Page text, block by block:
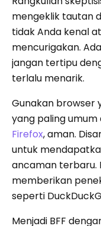
mengeklik tautan
tidak Anda kenal
mencurigakan.
jangan tertipu
terlalu menarik.
Gunakan browser
yang paling
Firefox, aman.
untuk
ancaman terbaru.
memberikan
seperti
Menjadi BFF